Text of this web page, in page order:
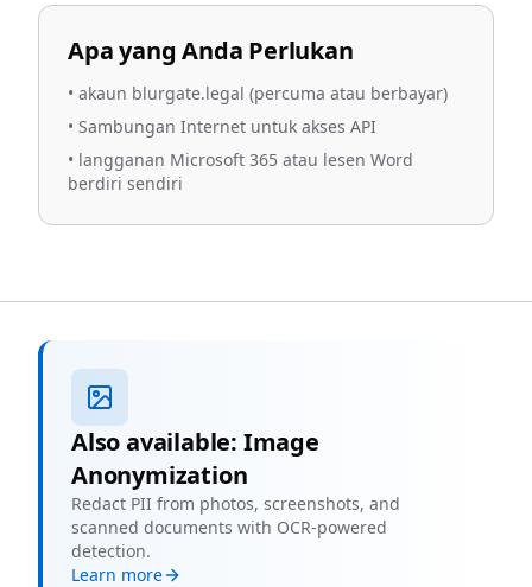
Apa yang Anda Perlukan
• akaun blurgate.legal (percuma atau berbayar)
• Sambungan Internet untuk akses API
• langganan Microsoft 365 atau lesen Word
berdiri sendiri
Also available: Image
Anonymization
Redact PII from photos, screenshots, and
scanned documents with OCR-powered
detection.
Learn more